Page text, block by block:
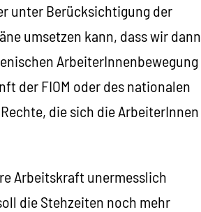
unter Berücksichtigung der
umsetzen kann, dass wir dann
ArbeiterInnenbewegung
der FIOM oder des nationalen
die sich die ArbeiterInnen
Arbeitskraft unermesslich
die Stehzeiten noch mehr